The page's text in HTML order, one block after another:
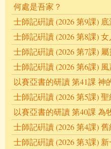
何處是吾家？
士師記硏讀 (2026 第9課)
士師記硏讀 (2026 第8課)
士師記硏讀 (2026 第7課)
士師記硏讀 (2026 第6課)
以賽亞書的研讀 第41課 神
士師記硏讀 (2026 第5課)
以賽亞書的研讀 第40課 為
士師記硏讀 (2026 第4課)
士師記硏讀 (2026 第3課)